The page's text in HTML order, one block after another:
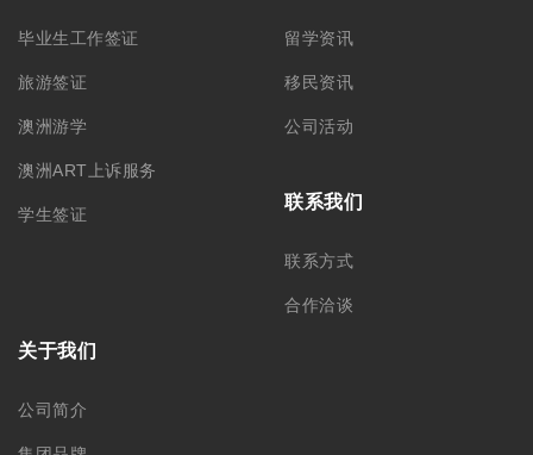
毕业生工作签证
旅游签证
澳洲游学
澳洲ART上诉服务
学生签证
留学资讯
移民资讯
公司活动
联系我们
联系方式
合作洽谈
关于我们
公司简介